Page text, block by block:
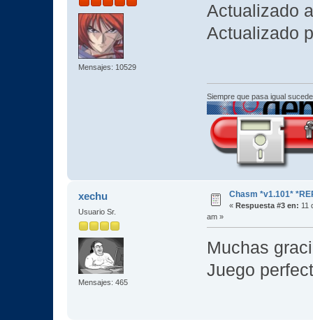
Mensajes: 10529
Actualizado
Actualizado
Siempre que pasa igual
xechu
Usuario Sr.
Mensajes: 465
Chasm *v1.101*
« Respuesta #3 en: 11
am »
Muchas
Juego